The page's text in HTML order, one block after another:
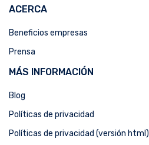
ACERCA
Beneficios empresas
Prensa
MÁS INFORMACIÓN
Blog
Políticas de privacidad
Políticas de privacidad (versión html)